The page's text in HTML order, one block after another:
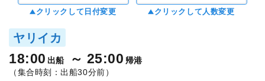
クリックして日付変更 クリックして人数変更
ヤリイカ
18:00 出船 25:00 帰港
（集合時刻：出船30分前）